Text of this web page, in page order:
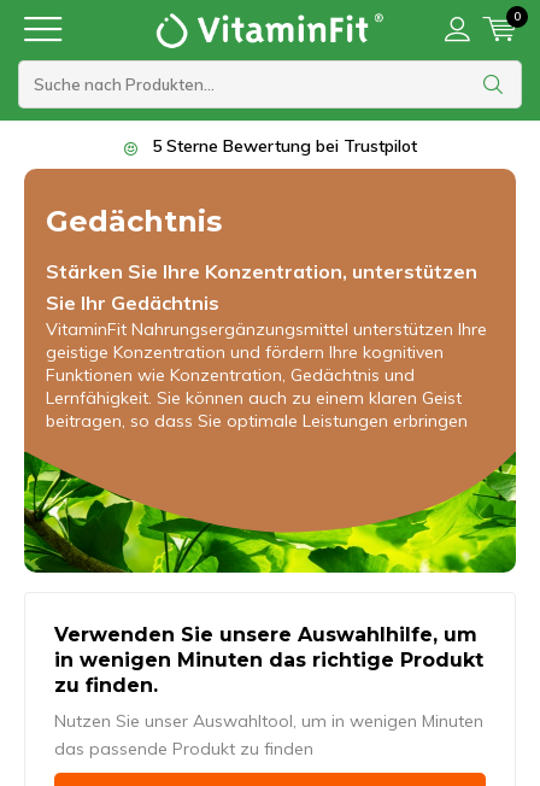
0
5 Sterne Bewertung bei Trustpilot
Gedächtnis
Stärken Sie Ihre Konzentration, unterstützen
Sie Ihr Gedächtnis
VitaminFit Nahrungsergänzungsmittel unterstützen Ihre
geistige Konzentration und fördern Ihre kognitiven
Funktionen wie Konzentration, Gedächtnis und
Lernfähigkeit. Sie können auch zu einem klaren Geist
beitragen, so dass Sie optimale Leistungen erbringen
Verwenden Sie unsere Auswahlhilfe, um
in wenigen Minuten das richtige Produkt
zu finden.
Nutzen Sie unser Auswahltool, um in wenigen Minuten
das passende Produkt zu finden